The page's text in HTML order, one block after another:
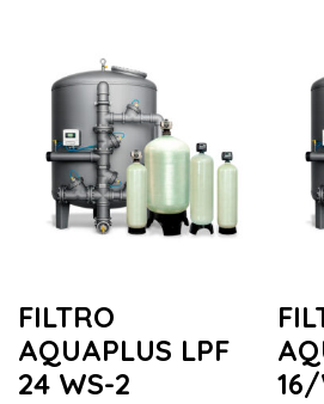
FILTRO
AQUAPLUS LPF
24 WS-2
16/